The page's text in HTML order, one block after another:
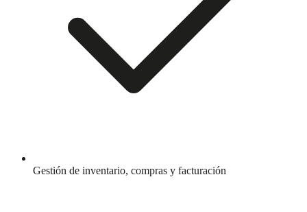
Gestión de inventario, compras y facturación